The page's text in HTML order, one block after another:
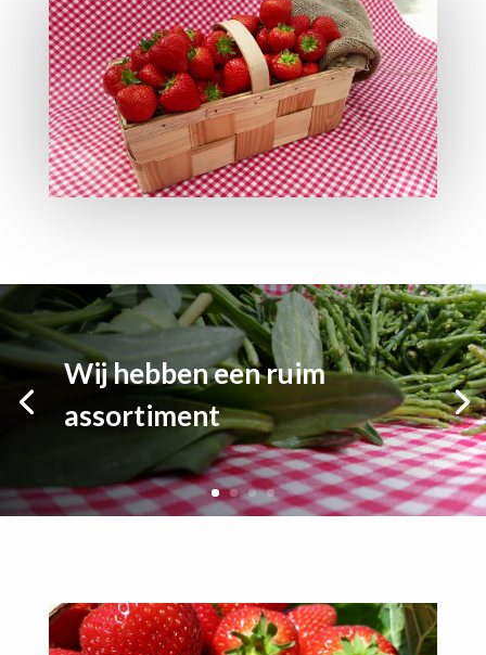
Wij hebben een ruim
assortiment